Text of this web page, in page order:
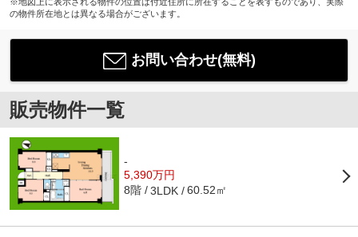
の物件所在地とは異なる場合がございます。
お問い合わせ(無料)
販売物件一覧
-
5,390万円
8階 3LDK 60.52㎡